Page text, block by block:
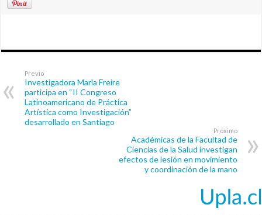
Previo
Investigadora Marla Freire
participa en “II Congreso
Latinoamericano de Práctica
Artística como Investigación”
desarrollado en Santiago
Próximo
Académicas de la Facultad de
Ciencias de la Salud investigan
efectos de lesión en movimiento
y coordinación de la mano